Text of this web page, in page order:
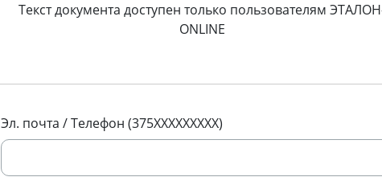
Текст документа доступен только пользователям
ONLINE
Эл. почта / Телефон (375XXXXXXXXX)